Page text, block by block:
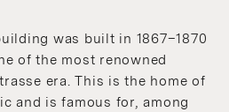
was built in 1867–1870
of the most renowned
era. This is the home of
and is famous for, among